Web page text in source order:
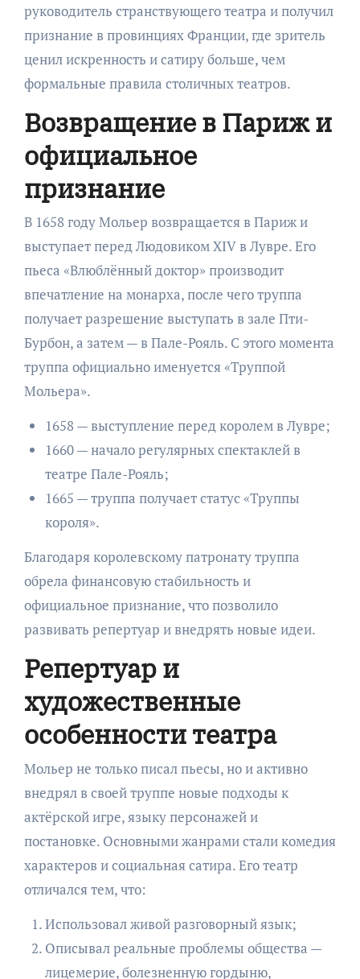
руководитель странствующего театра и получил
признание в провинциях Франции, где зритель
ценил искренность и сатиру больше, чем
формальные правила столичных театров.
Возвращение в Париж и
официальное
признание
В 1658 году Мольер возвращается в Париж и
выступает перед Людовиком XIV в Лувре. Его
пьеса «Влюблённый доктор» производит
впечатление на монарха, после чего труппа
получает разрешение выступать в зале Пти-
Бурбон, а затем — в Пале-Рояль. С этого момента
труппа официально именуется «Труппой
Мольера».
1658 — выступление перед королем в Лувре;
1660 — начало регулярных спектаклей в
театре Пале-Рояль;
1665 — труппа получает статус «Труппы
короля».
Благодаря королевскому патронату труппа
обрела финансовую стабильность и
официальное признание, что позволило
развивать репертуар и внедрять новые идеи.
Репертуар и
художественные
особенности театра
Мольер не только писал пьесы, но и активно
внедрял в своей труппе новые подходы к
актёрской игре, языку персонажей и
постановке. Основными жанрами стали комедия
характеров и социальная сатира. Его театр
отличался тем, что:
Использовал живой разговорный язык;
Описывал реальные проблемы общества —
лицемерие, болезненную гордыню,